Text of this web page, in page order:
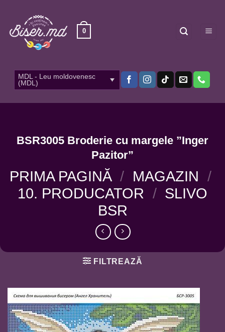
content
0
MDL - Leu moldovenesc
(MDL)
BSR3005 Broderie cu margele ”Inger
Pazitor”
PRIMA PAGINĂ / MAGAZIN /
10. PRODUCATOR / SLIVO
BSR
FILTREAZĂ